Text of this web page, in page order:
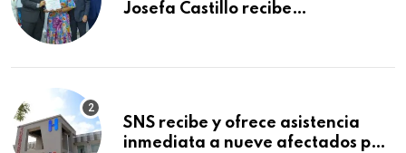
Josefa Castillo recibe
SNS recibe y ofrece asistencia
inmediata a nueve afectados por